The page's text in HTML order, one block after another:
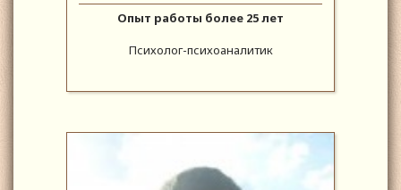
Опыт работы более 25 лет
Психолог-психоаналитик